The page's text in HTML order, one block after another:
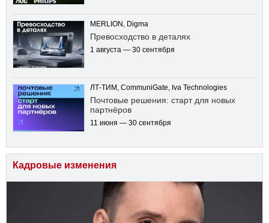
MERLION, Digma
Превосходство в деталях
1 августа — 30 сентября
ЛТ-ТИМ, CommuniGate, Iva Technologies
Почтовые решения: старт для новых
партнёров
11 июня — 30 сентября
Кадровые изменения